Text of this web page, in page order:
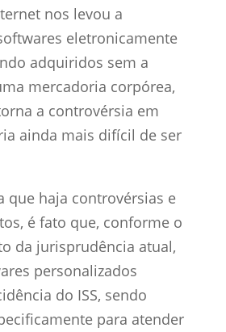
nos levou a
eletronicamente
adquiridos sem a
mercadoria corpórea,
a controvérsia em
ainda mais difícil de ser
que haja controvérsias e
é fato que, conforme o
da jurisprudência atual,
personalizados
do ISS, sendo
para atender